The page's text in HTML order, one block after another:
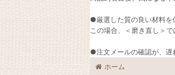
●厳選した質の良い材料を
この場合、＜磨き直し＞
●注文メールの確認が、遅
ホーム